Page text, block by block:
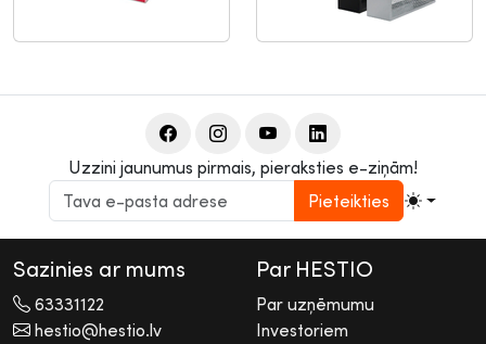
Uzzini jaunumus pirmais, pieraksties e-ziņām!
Pieteikties
Sazinies ar mums
63331122
hestio@hestio.lv
Par HESTIO
Par uzņēmumu
Investoriem